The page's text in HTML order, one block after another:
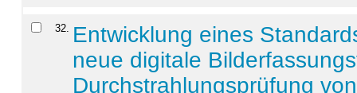
32. Entwicklung eines
neue digitale
Durchstrahlungsprüfung